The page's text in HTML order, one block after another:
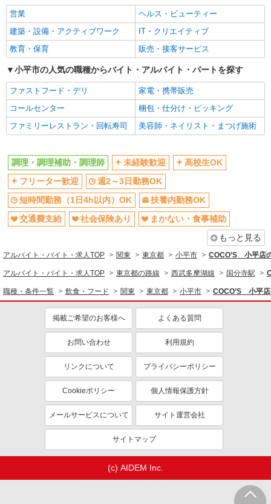
正社員
株式会社HITOWA フードサービスカンパニー
福祉施設での調理師【正社員】
月給24万円〜28万円 ※給与は経験や前職給与
に応じて決定します。 賞与年2回
ALSOKケアホーム小平あじさい公園 （東京都
小平市仲町293-5）
キープ 詳細を見る
株式会社HITOWA フードサービスカンパニー
福祉施設での調理補助【アルバイト・パート】
時給1,250円以上 ※経験によりスタート時給は
変動します。 ※AP評価制度：あり 年1回の評価
により時給を見直します。 ※アルバイト賞与（寸
志）：あり 年2回。勤続年数により金額UP。
ALSOKケアホーム小平あじさい公園 （東京都
小平市仲町293-5）
キープ 詳細を見る
正社員
株式会社HITOWA フードサービスカンパニー
福祉施設での調理師（チーフ候補）【正社員】
月給27万円〜30万円 ※給与は経験や前職給与
に応じて決定します。 賞与年2回
イリーゼ小平 （東京都小平市美園町3-384）
キープ 詳細を見る
アルバイト
コンパスグループ・ジャパン株式会社 39399_p
調理師【アルバイト・パート】
時給1,600円以上 試用期間中 時給1,600円以上
(試用期間2ヶ月) 残業が発生した場合、残業代を1
分単位で別途支給します。
グランダ花小金井 （東京都小平市花小金井1-
32-3）
フリーター歓迎
週2～3日勤務OK
短時間勤務（1日4h以内）OK
扶養内勤務OK
交通費支給
社会保険あり
まかない・食事補助
社員登用あり
飲食・フード
調理・調理補助・調理師
未経験歓迎
高校生OK
週2～3日勤務OK
短時間勤務（1日4h以内）OK
扶養内勤務OK
交通費支給
社会保険あり
まかない・食事補助
営業
ヘルス・ビューティー
建築・設備・アクティブワーク
IT・クリエイティブ
教育・保育
販売・接客サービス
小平市の人気の職種からバイト・アルバイト・パートを探す
ファストフード・デリ
家電・携帯販売
コールセンター
梱包・仕分け・ピッキング
ファミリーレストラン・回転寿司
美容師・ネイリスト・まつげ施術
調理・調理補助・調理師 未経験歓迎
高校生OK
フリーター歓迎
週2～3日勤務OK
短時間勤務（1日4h以内）OK
扶養内勤務OK
交通費支給
社会保険あり
まかない・食事補助
もっと見る
アルバイト・バイト・求人TOP 関東 東京都 小平市 COCO’S 小平店
アルバイト・バイト・求人TOP 東京都の路線 西武多摩湖線 国分寺駅
職種・条件一覧 飲食・フード 関東 東京都 小平市 COCO’S 小平
掲載ご希望のお客様へ よくある質問
お問い合わせ 利用規約
リンクについて プライバシーポリシー
Cookieポリシー 個人情報保護方針
メールサービスについて サイト運営会社
サイトマップ
(c) AIDEM Inc.